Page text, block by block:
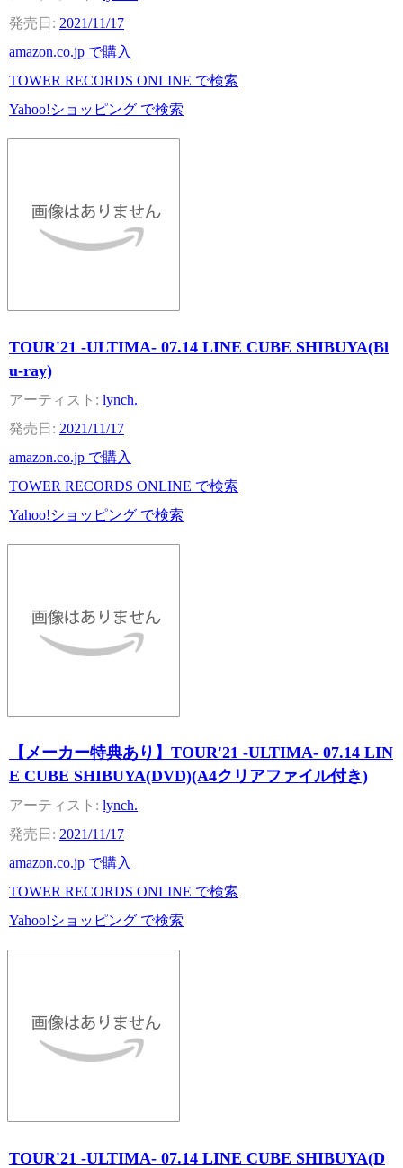
2021/11/17
amazon.co.jp で購入
TOWER RECORDS ONLINE で検索
Yahoo!ショッピング で検索
TOUR'21 -ULTIMA- 07.14 LINE CUBE SHIBUYA(Bl
u-ray)
lynch.
2021/11/17
amazon.co.jp で購入
TOWER RECORDS ONLINE で検索
Yahoo!ショッピング で検索
【メーカー特典あり】TOUR'21 -ULTIMA- 07.14 LIN
E CUBE SHIBUYA(DVD)(A4クリアファイル付き)
lynch.
2021/11/17
amazon.co.jp で購入
TOWER RECORDS ONLINE で検索
Yahoo!ショッピング で検索
TOUR'21 -ULTIMA- 07.14 LINE CUBE SHIBUYA(D